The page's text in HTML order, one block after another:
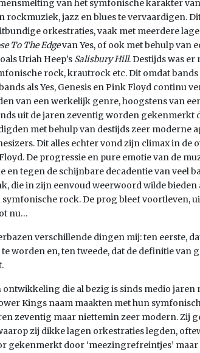
van het symfonische karakter
rockmuziek, jazz en blues te vervaardigen.
orkestraties, vaak met meerdere
To The Edgevan Yes, of ook met behulp van
Uriah Heep’s Salisbury Hill. Destijds was
rock, krautrock etc. Dit omdat
als Yes, Genesis en Pink Floyd continu
van een werkelijk genre, hoogstens van
uit de jaren zeventig worden gekenmerkt
met behulp van destijds zeer moderne
Dit alles echter vond zijn climax in de
De progressie en pure emotie van de
en tegen de schijnbare decadentie van veel
die in zijn eenvoud weerwoord wilde
rock. De prog bleef voortleven,
nu…
verschillende dingen mij: ten eerste,
worden en, ten tweede, dat de definitie van
ontwikkeling die al bezig is sinds medio jaren
Kings naam maakten met hun
zeventig maar niettemin zeer modern. Zij
zij dikke lagen orkestraties legden,
gekenmerkt door ‘meezingrefreintjes’